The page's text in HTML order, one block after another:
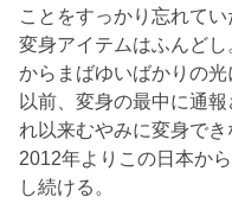
ことをすっかり忘れてい
変身アイテムはふんど
からまばゆいばかりの光
以前、変身の最中に通
れ以来むやみに変身でき
2012年よりこの日本か
し続ける。